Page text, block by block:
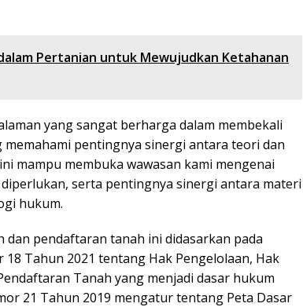
Pertanian untuk Mewujudkan Ketahanan
yang sangat berharga dalam membekali
pentingnya sinergi antara teori dan
mampu membuka wawasan kami mengenai
serta pentingnya sinergi antara materi
hukum.
pendaftaran tanah ini didasarkan pada
Tahun 2021 tentang Hak Pengelolaan, Hak
Tanah yang menjadi dasar hukum
21 Tahun 2019 mengatur tentang Peta Dasar